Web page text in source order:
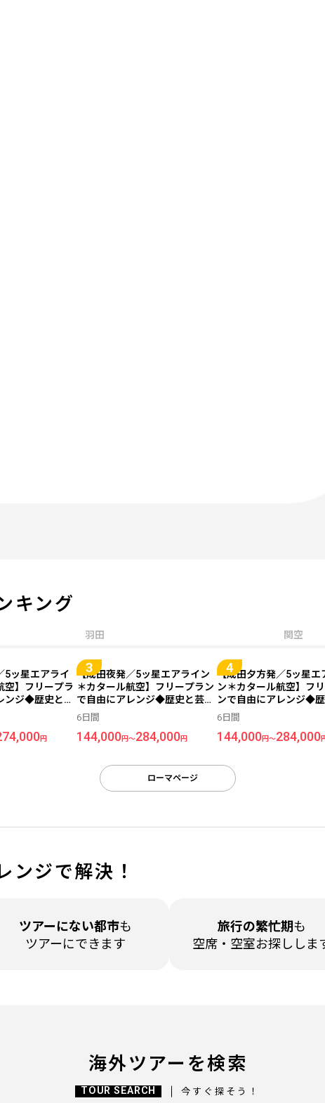
キング
羽田 関空
5ッ星エアライ
空】フリープラ
ンジ◆歴史と芸
5日間（価格
円
【成田夜発／5ッ星エアライン
＊カタール航空】フリープラン
で自由にアレンジ◆歴史と芸術
の街＜ローマ＞6日間（価格重
視ホテル利用）
6日間
144,000円～284,000円
【成田夕方発／5ッ星エ
ン＊カタール航空】フ
ンで自由にアレンジ◆
術の街＜ローマ＞6日間
重視ホテル利用）
6日間
144,000円～284,000
ローマページ
ンジで解決！
ツアーにない都市も
ツアーにできます
旅行の繁忙期も
空席・空室お探ししま
海外ツアーを検索
TOUR SEARCH 今すぐ探そう！